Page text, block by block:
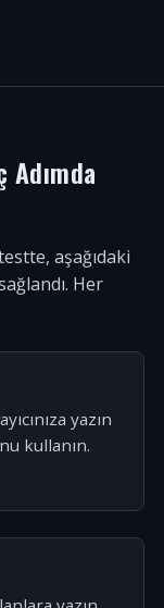
aşağıdaki
Her
yazın
kullanın.